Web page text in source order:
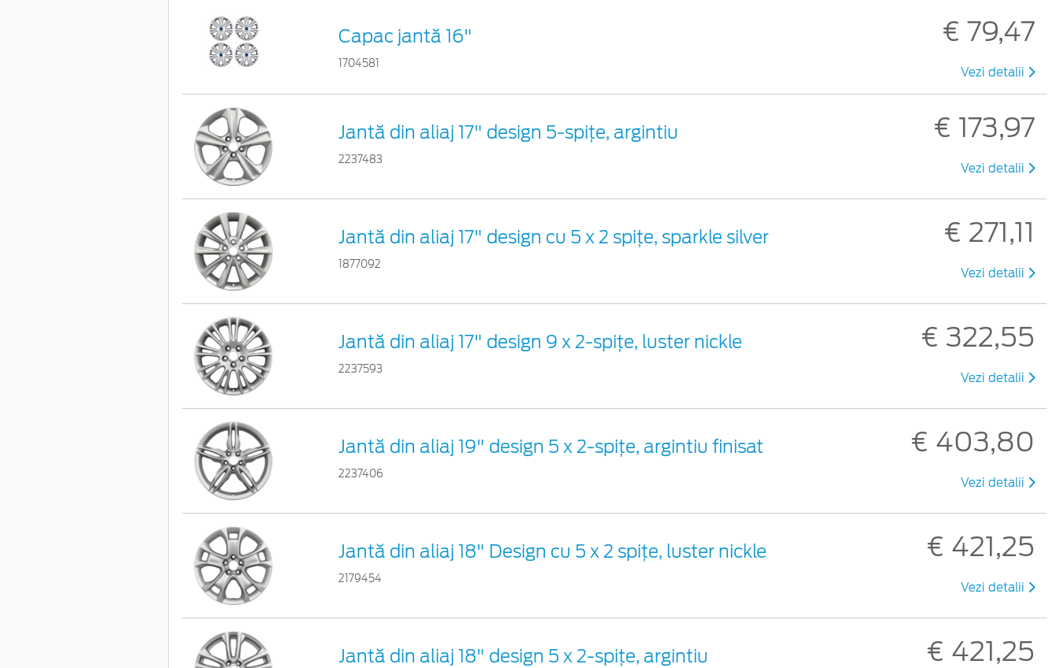
Capac jantă 16"
1704581
€ 79,47
Vezi detalii
Jantă din aliaj 17" design 5-spiţe, argintiu
2237483
€ 173,97
Vezi detalii
Jantă din aliaj 17" design cu 5 x 2 spiţe, sparkle silver
1877092
€ 271,11
Vezi detalii
Jantă din aliaj 17" design 9 x 2-spiţe, luster nickle
2237593
€ 322,55
Vezi detalii
Jantă din aliaj 19" design 5 x 2-spiţe, argintiu finisat
2237406
€ 403,80
Vezi detalii
Jantă din aliaj 18" Design cu 5 x 2 spiţe, luster nickle
2179454
€ 421,25
Vezi detalii
Jantă din aliaj 18" design 5 x 2-spiţe, argintiu € 421,25